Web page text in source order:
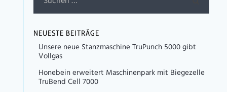
NEUESTE BEITRÄGE
Unsere neue Stanzmaschine TruPunch 5000 gibt
Vollgas
Honebein erweitert Maschinenpark mit Biegezelle
TruBend Cell 7000